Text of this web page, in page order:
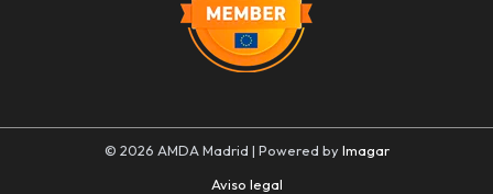
© 2026 AMDA Madrid | Powered by Imagar
Aviso legal